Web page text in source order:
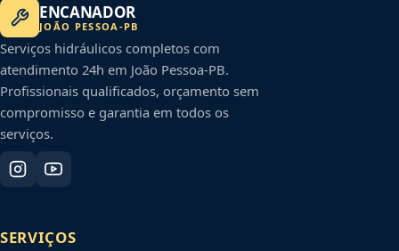
ENCANADOR
JOÃO PESSOA -PB
Serviços hidráulicos completos com
atendimento 24h em João Pessoa-PB.
Profissionais qualificados, orçamento sem
compromisso e garantia em todos os
serviços.
SERVIÇOS